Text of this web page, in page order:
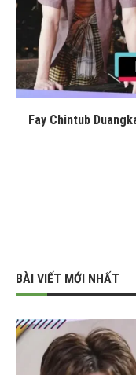
Fay Chintub
BÀI VIẾT MỚI NHẤT